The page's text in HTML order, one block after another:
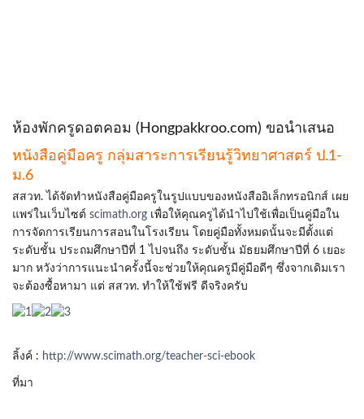
ห้องพักครูดอตคอม (Hongpakkroo.com) ขอนำเสนอ
หนังสือคู่มือครู กลุ่มสาระการเรียนรู้วิทยาศาสตร์ ป.1-
ม.6
สสวท. ได้จัดทำหนังสือคู่มือครูในรูปแบบของหนังสืออิเล็กทรอนิกส์ เผย
แพร่ในเว็บไซต์ scimath.org เพื่อให้คุณครูได้นำไปใช้เพื่อเป็นคู่มือใน
การจัดการเรียนการสอนในโรงเรียน โดยคู่มือทั้งหมดนั้นจะมีตั้งแต่
ระดับชั้น ประถมศึกษาปีที่ 1 ไปจนถึง ระดับชั้น มัธยมศึกษาปีที่ 6 เยอะ
มาก หวังว่าการแนะนำครั้งนี้จะช่วยให้คุณครูมีคู่มือดีๆ ซึ่งจากเดิมเรา
จะต้องซื้อหามา แต่ สสวท. ทำให้ใช้ฟรี ดีจริงครับ
ลิ้งค์ : http://www.scimath.org/teacher-sci-ebook
ที่มา